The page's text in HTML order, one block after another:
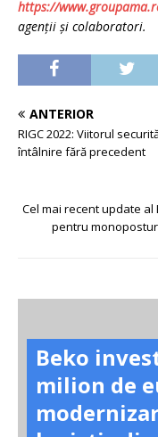
https://
agenții și colaboratori.
ANTERIOR
RIGC 2022: Viitorul
întâlnire fără precedent
Cel mai recent update al
pentru
Beko
milion de